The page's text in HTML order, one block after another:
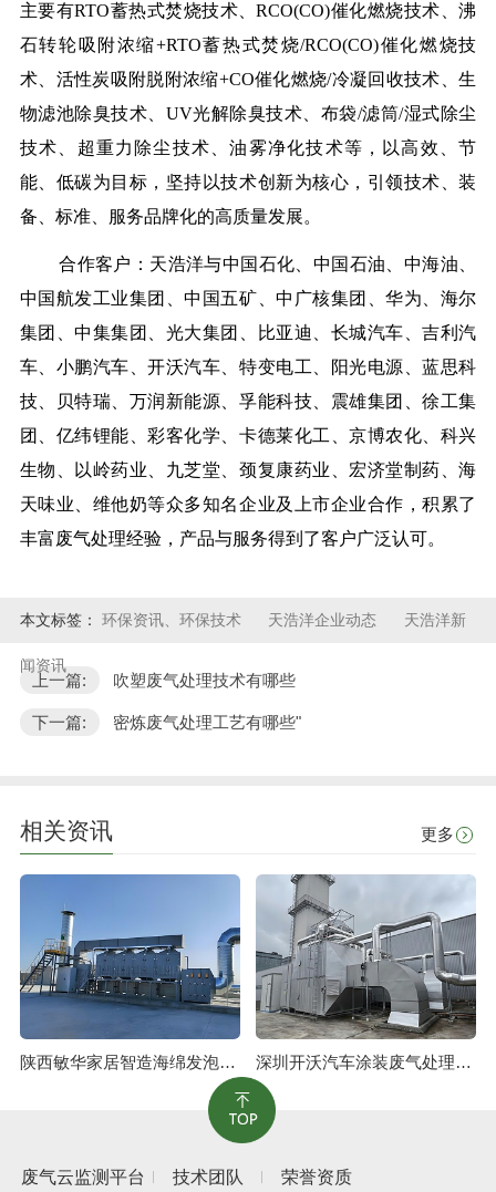
主要有RTO蓄热式焚烧技术、RCO(CO)催化燃烧技术、沸
石转轮吸附浓缩+RTO蓄热式焚烧/RCO(CO)催化燃烧技
术、活性炭吸附脱附浓缩+CO催化燃烧/冷凝回收技术、生
物滤池除臭技术、UV光解除臭技术、布袋/滤筒/湿式除尘
技术、超重力除尘技术、油雾净化技术等，以高效、节
能、低碳为目标，坚持以技术创新为核心，引领技术、装
备、标准、服务品牌化的高质量发展。
合作客户：天浩洋与中国石化、中国石油、中海油、
中国航发工业集团、中国五矿、中广核集团、华为、海尔
集团、中集集团、光大集团、比亚迪、长城汽车、吉利汽
车、小鹏汽车、开沃汽车、特变电工、阳光电源、蓝思科
技、贝特瑞、万润新能源、孚能科技、震雄集团、徐工集
团、亿纬锂能、彩客化学、卡德莱化工、京博农化、科兴
生物、以岭药业、九芝堂、颈复康药业、宏济堂制药、海
天味业、维他奶等众多知名企业及上市企业合作，积累了
丰富废气处理经验，产品与服务得到了客户广泛认可。
本文标签： 环保资讯、环保技术 天浩洋企业动态 天浩洋新
闻资讯
上一篇: 吹塑废气处理技术有哪些
下一篇: 密炼废气处理工艺有哪些"
相关资讯 更多
陕西敏华家居智造海绵发泡废气治理工程 深圳开沃汽车涂装废气处理工程
废气云监测平台 技术团队 荣誉资质